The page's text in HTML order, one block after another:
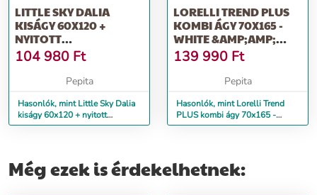
LITTLE SKY DALIA
KISÁGY 60X120 +
NYITOTT
ÁLLÓSZEKRÉNY -
FEHÉR&AMP;AMP...
104 980 Ft
Pepita
Hasonlók, mint Little Sky Dalia
kiságy 60x120 + nyitott
állószekrény - fehér&amp;amp...
LORELLI TREND PLUS
KOMBI ÁGY 70X165 -
WHITE &AMP;AMP;
AMBER
139 990 Ft
Pepita
Hasonlók, mint Lorelli Trend
PLUS kombi ágy 70x165 -
White &amp;amp; Amber
Még ezek is érdekelhetnek: